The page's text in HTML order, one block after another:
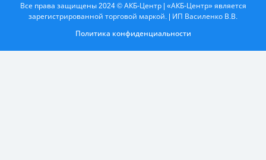
Все права защищены 2024 © АКБ-Центр | «АКБ-Центр» является
зарегистрированной торговой маркой. | ИП Василенко В.В.
Политика конфиденциальности